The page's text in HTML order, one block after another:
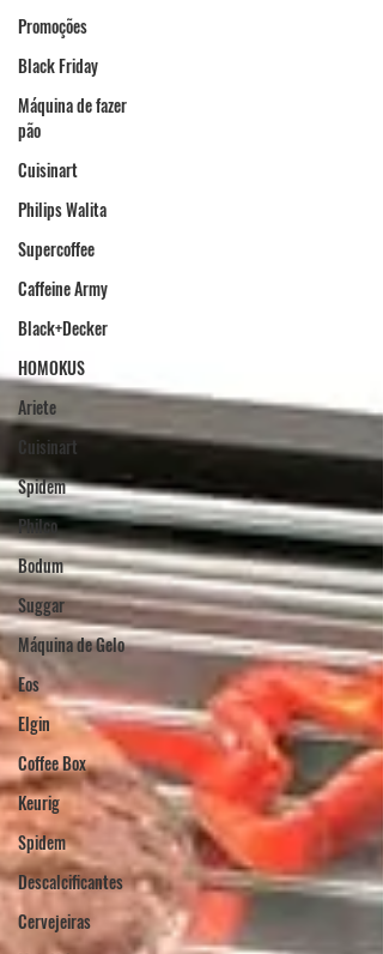
Promoções
Black Friday
Máquina de fazer
pão
Cuisinart
Philips Walita
Supercoffee
Caffeine Army
Black+Decker
HOMOKUS
Ariete
Cuisinart
Spidem
Philco
Bodum
Suggar
Máquina de Gelo
Eos
Elgin
Coffee Box
Keurig
Spidem
Descalcificantes
Cervejeiras